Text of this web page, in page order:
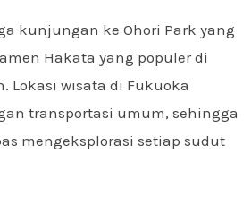
kunjungan ke Ohori Park yang
Hakata yang populer di
Lokasi wisata di Fukuoka
transportasi umum, sehingga
mengeksplorasi setiap sudut